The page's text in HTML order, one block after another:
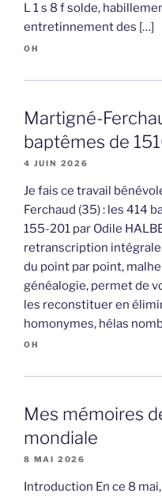
L 1 s 8 f solde,
entretinnement des […]
OH
Martigné-
baptêmes de
4 JUIN 2026
Je fais ce travail
Ferchaud (35) : les 414
155-201 par Odile
retranscription
du point par point,
généalogie, permet de
les reconstituer en
homonymes, hélas
OH
Mes mémoires
mondiale
8 MAI 2026
Introduction En ce 8